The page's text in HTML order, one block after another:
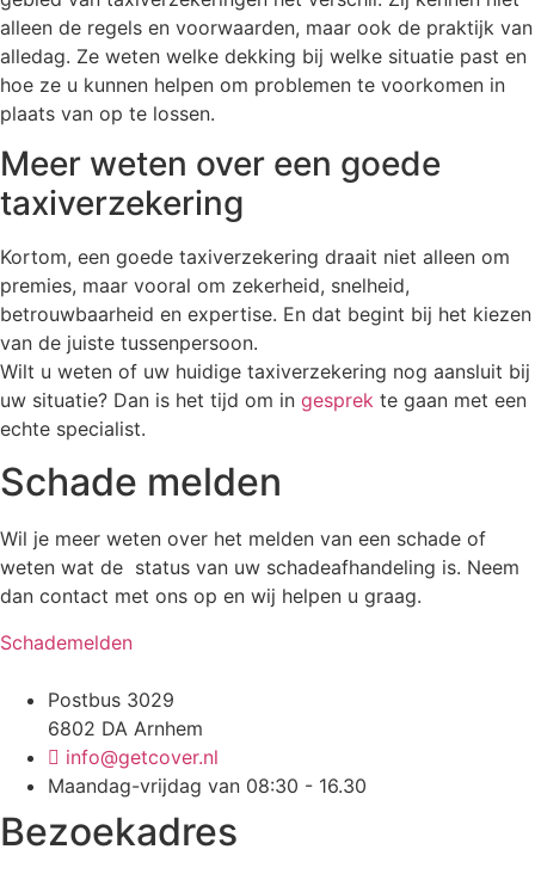
alleen de regels en voorwaarden, maar ook de praktijk van
alledag. Ze weten welke dekking bij welke situatie past en
hoe ze u kunnen helpen om problemen te voorkomen in
plaats van op te lossen.
Meer weten over een goede
taxiverzekering
Kortom, een goede taxiverzekering draait niet alleen om
premies, maar vooral om zekerheid, snelheid,
betrouwbaarheid en expertise. En dat begint bij het kiezen
van de juiste tussenpersoon.
Wilt u weten of uw huidige taxiverzekering nog aansluit bij
uw situatie? Dan is het tijd om in gesprek te gaan met een
echte specialist.
Schade melden
Wil je meer weten over het melden van een schade of
weten wat de status van uw schadeafhandeling is. Neem
dan contact met ons op en wij helpen u graag.
Schademelden
Postbus 3029
6802 DA Arnhem
info@getcover.nl
Maandag-vrijdag van 08:30 - 16.30
Bezoekadres